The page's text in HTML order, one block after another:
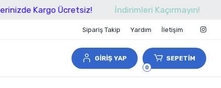
Kargo Ücretsiz! İndirimleri Kaçırmayın! Tüm
Sipariş Takip Yardım İletişim
GİRİŞ YAP
0
SEPETİM